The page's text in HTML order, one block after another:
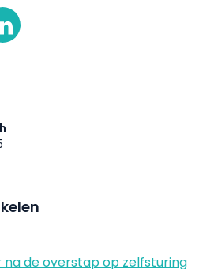
de overstap op zelfsturing